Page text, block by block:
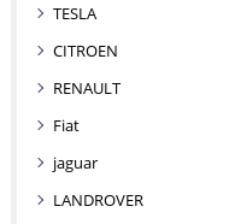
TESLA
CITROEN
RENAULT
Fiat
jaguar
LANDROVER